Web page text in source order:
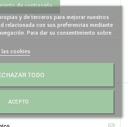
de contraseña
y de terceros para mejorar nuestros
relacionada con sus preferencias mediante
Para dar su consentimiento sobre
las cookies
TODO
ACEPTO